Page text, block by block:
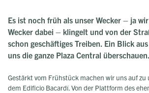
Es ist noch früh als unser Wecker – ja
Wecker dabei – klingelt und von der
schon geschäftiges Treiben. Ein Blick
uns die ganze Plaza Central überschauen.
Gestärkt vom Frühstück machen wir uns auf zu
dem Edificio Bacardí. Von der Plattform des